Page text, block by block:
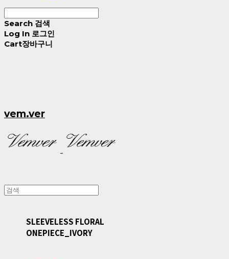
Search 검색
Log In 로그인
Cart장바구니
vem.ver
SLEEVELESS FLORAL
ONEPIECE_IVORY